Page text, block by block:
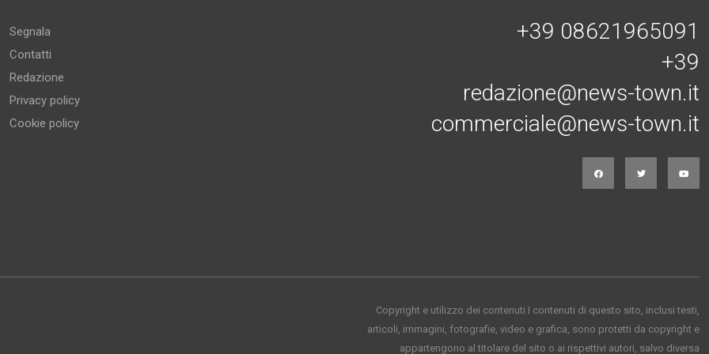
Segnala
Contatti
Redazione
Privacy policy
Cookie policy
+39 08621965091
+39
redazione@news-town.it
commerciale@news-town.it
Copyright e utilizzo dei contenuti I contenuti di questo sito, inclusi testi,
articoli, immagini, fotografie, video e grafica, sono protetti da copyright e
appartengono al titolare del sito o ai rispettivi autori, salvo diversa